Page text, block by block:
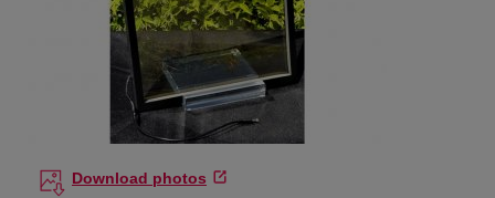
Download photos